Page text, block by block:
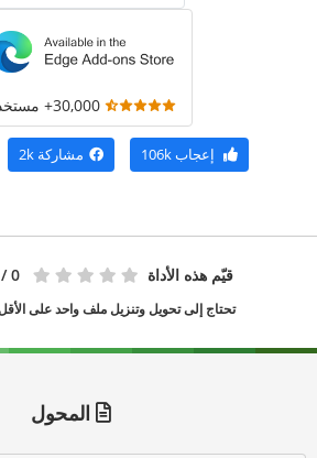
30,000+ مستخدم
إعجاب106k مشاركة 2k
قيّم هذه الأداة 0 / 5 - 0 تصويتات
تحتاج إلى تحويل وتنزيل ملف واحد على
المحول